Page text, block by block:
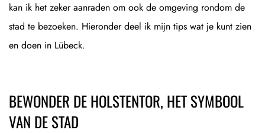
kan ik het zeker aanraden om ook de omgeving rondom de
stad te bezoeken. Hieronder deel ik mijn tips wat je kunt zien
en doen in Lübeck.
BEWONDER DE HOLSTENTOR, HET SYMBOOL
VAN DE STAD